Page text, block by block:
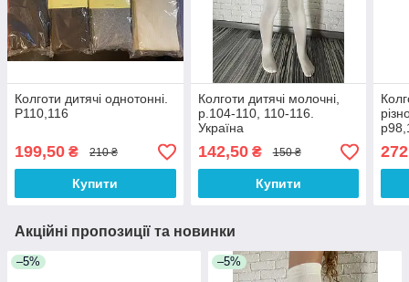
Колготи дитячі однотонні.
Р110,116
199,50 ₴ 210 ₴
Купити
Колготи дитячі молочні,
р.104-110, 110-116.
Україна
142,50₴ 150 ₴
Купити
Акційні пропозиції та новинки
–5% –5%